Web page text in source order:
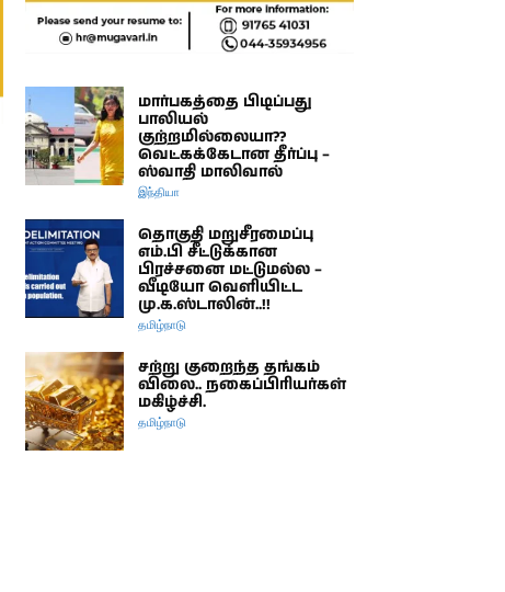
மார்பகத்தை பிடிப்பது
பாலியல்
குற்றமில்லையா??
வெட்கக்கேடான தீர்ப்பு –
ஸ்வாதி மாலிவால்
இந்தியா
தொகுதி மறுசீரமைப்பு
எம்.பி சீட்டுக்கான
பிரச்சனை மட்டுமல்ல –
வீடியோ வெளியிட்ட
மு.க.ஸ்டாலின்..!!
தமிழ்நாடு
சற்று குறைந்த தங்கம்
விலை.. நகைப்பிரியர்கள்
மகிழ்ச்சி.
தமிழ்நாடு